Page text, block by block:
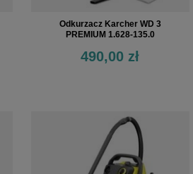
Odkurzacz Karcher WD 3
PREMIUM 1.628-135.0
490,00 zł